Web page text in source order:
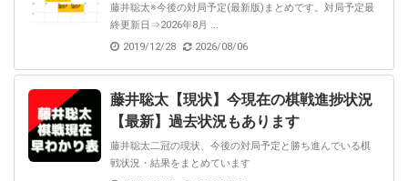
藤井聡太※今後の対局予定(最新版)まとめです。対局予定最
終更新日⇒2026年8月 ...
2019/12/28
2026/08/06
藤井聡太【現状】今現在の棋戦進捗状況
【最新】過去状況もあります
藤井聡太二冠の現状、今後の対局予定と勝ち進んでいる棋
戦状況・結果をまとめています